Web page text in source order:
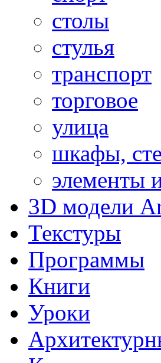
столы
стулья
транспорт
торговое
улица
шкафы,
элементы
3D модели
Текстуры
Программы
Книги
Уроки